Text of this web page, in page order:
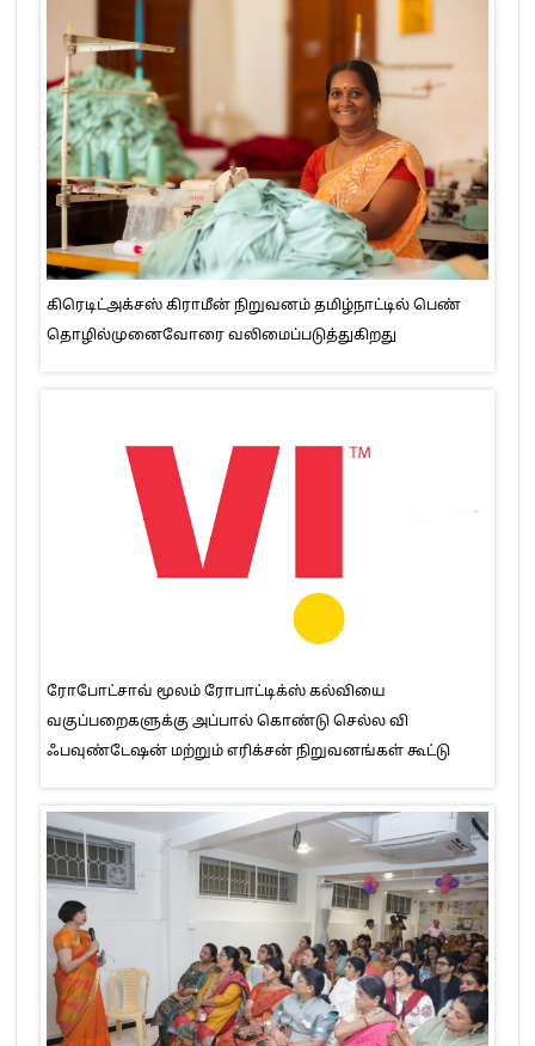
கிரெடிட்அக்சஸ் கிராமீன் நிறுவனம் தமிழ்நாட்டில் பெண்
தொழில்முனைவோரை வலிமைப்படுத்துகிறது
ரோபோட்சாவ் மூலம் ரோபாட்டிக்ஸ் கல்வியை
வகுப்பறைகளுக்கு அப்பால் கொண்டு செல்ல வி
ஃபவுண்டேஷன் மற்றும் எரிக்சன் நிறுவனங்கள் கூட்டு